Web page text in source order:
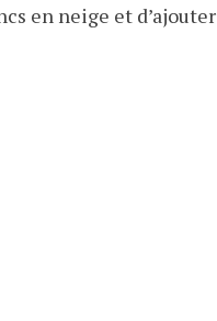
en neige et d’ajouter